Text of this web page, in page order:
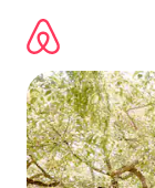
Inhalten
springen